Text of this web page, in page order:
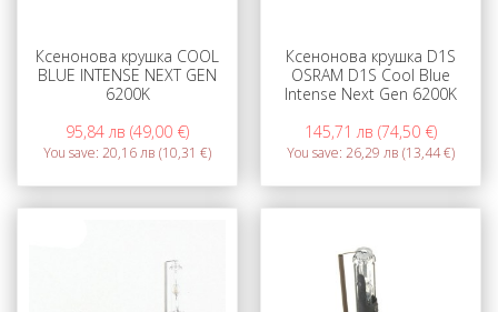
Ксенонова крушка COOL
BLUE INTENSE NEXT GEN
6200K
95,84 лв (49,00 €)
You save: 20,16 лв (10,31 €)
Ксенонова крушка D1S
OSRAM D1S Cool Blue
Intense Next Gen 6200K
145,71 лв (74,50 €)
You save: 26,29 лв (13,44 €)